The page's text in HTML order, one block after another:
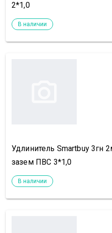
2*1,0
В наличии
Удлинитель Smartbuy 3гн
зазем ПВС 3*1,0
В наличии